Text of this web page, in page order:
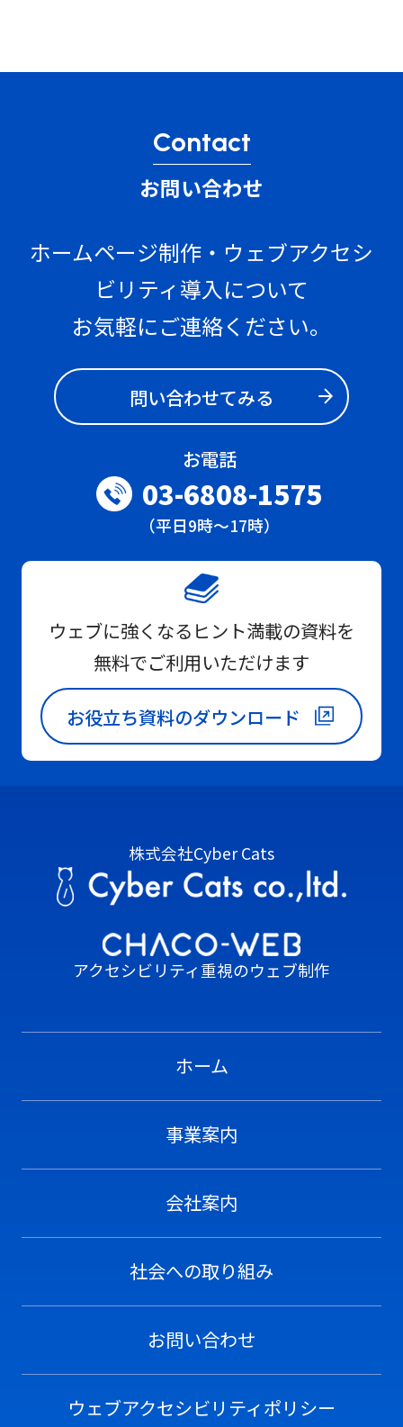
Contact
お問い合わせ
ホームページ制作・ウェブアクセシ
ビリティ導入について
お気軽にご連絡ください。
問い合わせてみる
お電話
03-6808-1575
（平日9時～17時）
ウェブに強くなるヒント満載の資料を
無料でご利用いただけます
お役立ち資料のダウンロード
株式会社Cyber Cats
アクセシビリティ重視のウェブ制作
ホーム
事業案内
会社案内
社会への取り組み
お問い合わせ
ウェブアクセシビリティポリシー